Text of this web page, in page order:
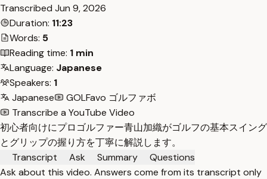
Transcribed Jun 9, 2026
Duration: 11:23
Words: 5
Reading time: 1 min
Language: Japanese
Speakers: 1
Japanese
GOLFavo ゴルファボ
Transcribe a YouTube Video
初心者向けにプロゴルファー青山加織がゴルフの基本スイング
とグリップの握り方を丁寧に解説します。
Transcript
Ask Summary
Questions
Ask about this video. Answers come from its transcript only